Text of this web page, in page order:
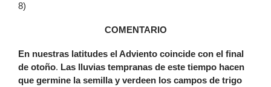
8)
COMENTARIO
En nuestras latitudes el Adviento coincide con el final
de otoño. Las lluvias tempranas de este tiempo hacen
que germine la semilla y verdeen los campos de trigo